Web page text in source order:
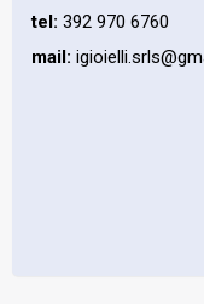
tel: 392 970 6760
mail: